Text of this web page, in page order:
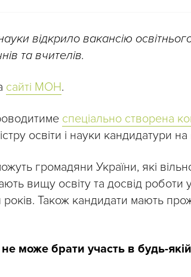
науки відкрило вакансію
та вчителів.
сайті МОН.
спеціально створена
освіти і науки кандидатури
громадяни України, які
вищу освіту та досвід роботи
Також кандидати мають
може брати участь в будь-якій